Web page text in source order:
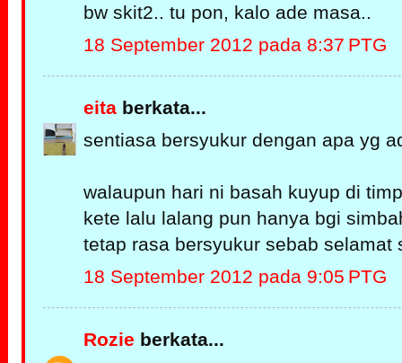
bw skit2.. tu pon, kalo ade masa..
18 September 2012 pada 8:37 PTG
eita berkata...
sentiasa bersyukur dengan apa yg
walaupun hari ni basah kuyup di
kete lalu lalang pun hanya bgi
tetap rasa bersyukur sebab selamat
18 September 2012 pada 9:05 PTG
Rozie berkata...